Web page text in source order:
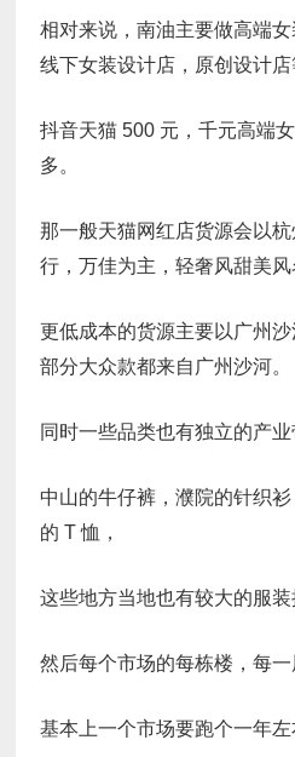
相对来说，南油主要做高端女
线下女装设计店，原创设计店
抖音天猫 500 元，千元高端
多。
那一般天猫网红店货源会以
行，万佳为主，轻奢风甜美风
更低成本的货源主要以广州
部分大众款都来自广州沙河。
同时一些品类也有独立的产业
中山的牛仔裤，濮院的针织
的 T 恤，
这些地方当地也有较大的服装
然后每个市场的每栋楼，每一
基本上一个市场要跑个一年左